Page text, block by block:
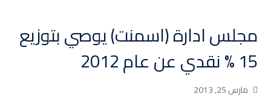
مجلس ادارة (اسمنت) يوصي بتوزيع
15 % نقدي عن عام 2012‏
مارس 25, 2013